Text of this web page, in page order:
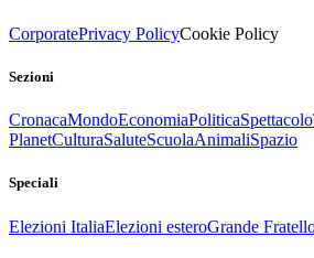
CorporatePrivacy PolicyCookie Policy
Sezioni
CronacaMondoEconomiaPoliticaSpettacolo
PlanetCulturaSaluteScuolaAnimaliSpazio
Speciali
Elezioni ItaliaElezioni esteroGrande